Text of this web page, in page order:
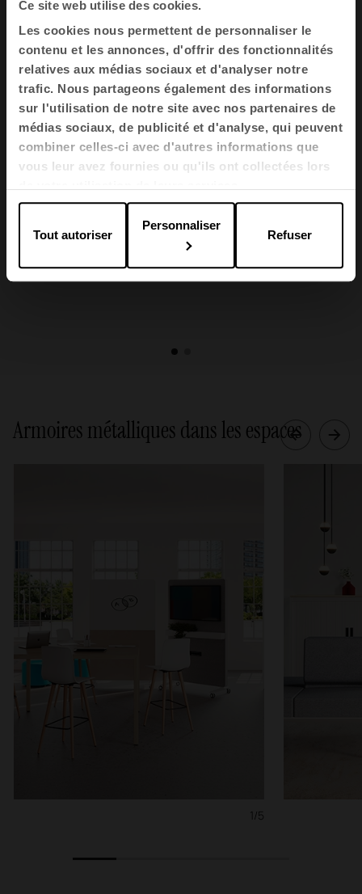
Ce site web utilise des cookies.
Les cookies nous permettent de personnaliser le
contenu et les annonces, d'offrir des fonctionnalités
relatives aux médias sociaux et d'analyser notre
trafic. Nous partageons également des informations
sur l'utilisation de notre site avec nos partenaires de
médias sociaux, de publicité et d'analyse, qui peuvent
combiner celles-ci avec d'autres informations que
vous leur avez fournies ou qu'ils ont collectées lors
Tout autoriser
Personnaliser
Refuser
acier, ce qui garantit leur solidité et leur
durabilité, ce qui en fait des solutions de
rangement capables de supporter
pratiquement tout.
1
Armoires métalliques dans les espaces
1/5